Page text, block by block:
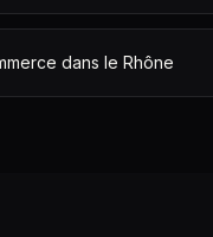
dans le Rhône